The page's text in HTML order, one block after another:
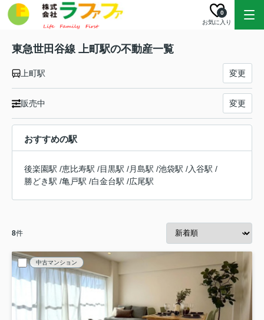
お気に入り
0
東急世田谷線 上町駅の不動産一覧
上町駅 変更
販売中 変更
おすすめの駅
後楽園駅 /恵比寿駅 /目黒駅 /月島駅 /池袋駅 /入谷駅 /
勝どき駅 /亀戸駅 /白金台駅 /広尾駅
8件
中古マンション